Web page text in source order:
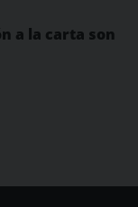
a la carta son